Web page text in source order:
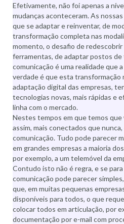
Efetivamente, não foi apenas a
mudanças aconteceram. As
que se adaptar e reinventar, de
transformação completa nas
momento, o desafio de
ferramentas, de adaptar postos
comunicação é uma realidade que
verdade é que esta transformação
adaptação digital das empresas,
tecnologias novas, mais rápidas e
linha com o mercado.
Nestes tempos em que temos que
assim, mais conectados que
comunicação. Tudo pode parecer
em grandes empresas a maioria
por exemplo, a um telemóvel da
Contudo isto não é regra, e se
comunicação pode parecer
que, em muitas pequenas
disponíveis para todos, o que
colocar todos em articulação, por
documentação por e-mail com